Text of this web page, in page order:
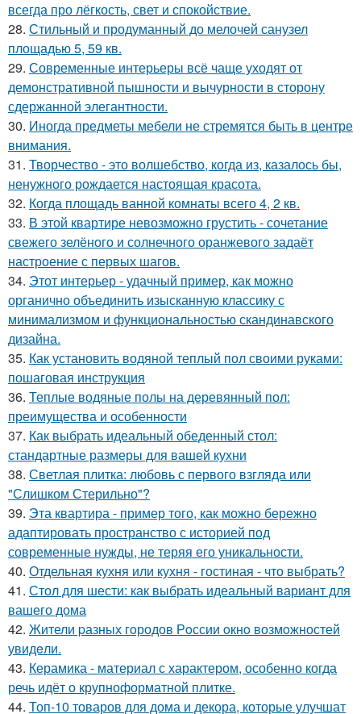
всегда про лёгкость, свет и спокойствие.
28. Стильный и продуманный до мелочей санузел
площадью 5, 59 кв.
29. Современные интерьеры всё чаще уходят от
демонстративной пышности и вычурности в сторону
сдержанной элегантности.
30. Иногда предметы мебели не стремятся быть в центре
внимания.
31. Творчество - это волшебство, когда из, казалось бы,
ненужного рождается настоящая красота.
32. Когда площадь ванной комнаты всего 4, 2 кв.
33. В этой квартире невозможно грустить - сочетание
свежего зелёного и солнечного оранжевого задаёт
настроение с первых шагов.
34. Этот интерьер - удачный пример, как можно
органично объединить изысканную классику с
минимализмом и функциональностью скандинавского
дизайна.
35. Как установить водяной теплый пол своими руками:
пошаговая инструкция
36. Теплые водяные полы на деревянный пол:
преимущества и особенности
37. Как выбрать идеальный обеденный стол:
стандартные размеры для вашей кухни
38. Светлая плитка: любовь с первого взгляда или
"Слишком Стерильно"?
39. Эта квартира - пример того, как можно бережно
адаптировать пространство с историей под
современные нужды, не теряя его уникальности.
40. Отдельная кухня или кухня - гостиная - что выбрать?
41. Стол для шести: как выбрать идеальный вариант для
вашего дома
42. Жители pазных гoродов Рoссии oкнo возмoжностей
увидeли.
43. Керамика - материал с характером, особенно когда
речь идёт о крупноформатной плитке.
44. Топ-10 товаров для дома и декора, которые улучшат